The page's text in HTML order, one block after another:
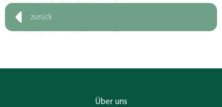
zurück
Über uns